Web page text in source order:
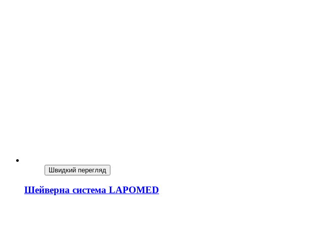
Швидкий перегляд
Шейверна система LAPOMED